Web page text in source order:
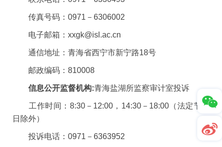
传真号码：0971－6306002
电子邮箱：xxgk@isl.ac.cn
通信地址：青海省西宁市新宁路18号
邮政编码：810008
信息公开监督机构:青海盐湖所监察审计室投诉
工作时间：8:30－12:00，14:30－18:00（法定节假
日除外）
投诉电话：0971－6363952